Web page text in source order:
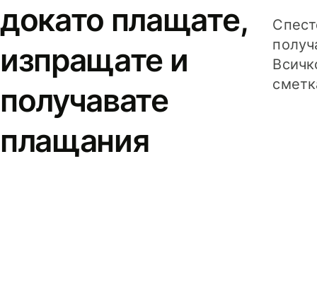
докато плащате,
изпращате и
получавате
плащания